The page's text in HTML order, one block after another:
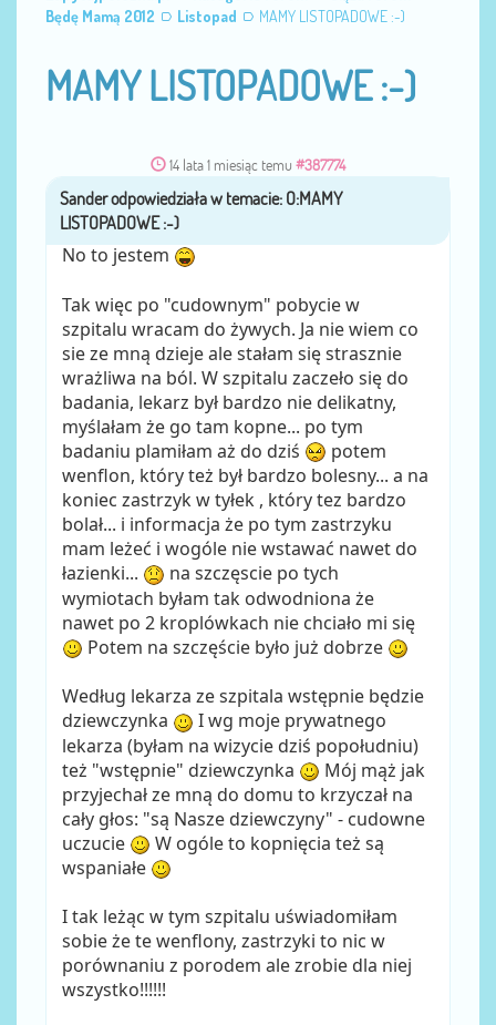
Będę Mamą 2012
Listopad MAMY LISTOPADOWE :-)
MAMY LISTOPADOWE :-)
14 lata 1 miesiąc temu #387774
przezSander
No to jestem
Tak więc po "cudownym" pobycie w
szpitalu wracam do żywych. Ja nie wiem co
sie ze mną dzieje ale stałam się strasznie
wrażliwa na ból. W szpitalu zaczeło się do
badania, lekarz był bardzo nie delikatny,
myślałam że go tam kopne... po tym
badaniu plamiłam aż do dziś
potem
wenflon, który też był bardzo bolesny... a na
koniec zastrzyk w tyłek , który tez bardzo
bolał... i informacja że po tym zastrzyku
mam leżeć i wogóle nie wstawać nawet do
łazienki...
na szczęscie po tych
wymiotach byłam tak odwodniona że
nawet po 2 kroplówkach nie chciało mi się
Potem na szczęście było już dobrze
Według lekarza ze szpitala wstępnie będzie
dziewczynka
I wg moje prywatnego
lekarza (byłam na wizycie dziś popołudniu)
też "wstępnie" dziewczynka
Mój mąż jak
przyjechał ze mną do domu to krzyczał na
cały głos: "są Nasze dziewczyny" - cudowne
uczucie
W ogóle to kopnięcia też są
wspaniałe
I tak leżąc w tym szpitalu uświadomiłam
sobie że te wenflony, zastrzyki to nic w
porównaniu z porodem ale zrobie dla niej
wszystko!!!!!!